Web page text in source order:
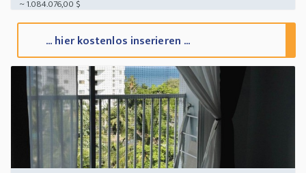
~ 1.084.076,00 $
... hier kostenlos inserieren ...